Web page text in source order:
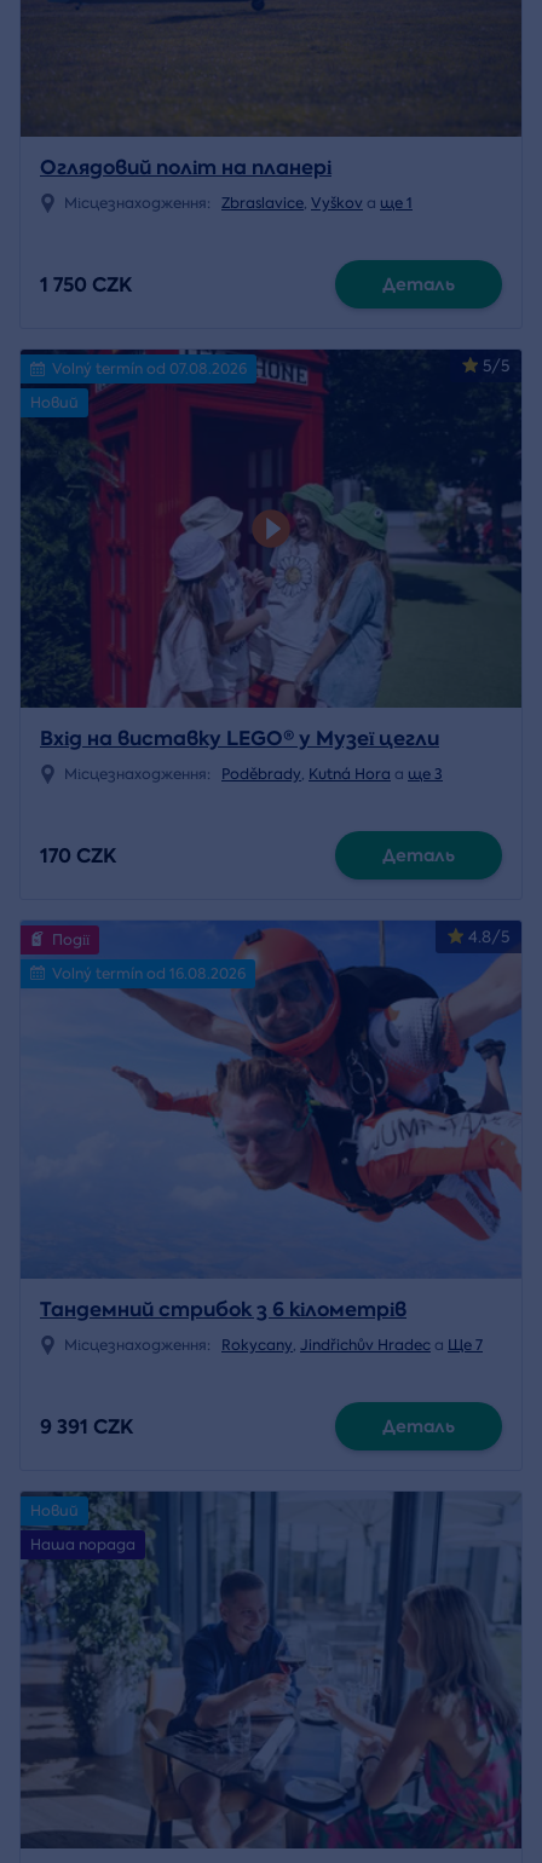
Оглядовий політ на планері
Місцезнаходження: Zbraslavice, Vyškov a ще 1
1 750 CZK Деталь
5/5
Volný termín od 07.08.2026
Новий
Вхід на виставку LEGO® у Музеї цегли
Місцезнаходження: Poděbrady, Kutná Hora a ще 3
170 CZK Деталь
4.8/5
Події
Volný termín od 16.08.2026
Тандемний стрибок з 6 кілометрів
Місцезнаходження: Rokycany, Jindřichův Hradec a Ще 7
9 391 CZK Деталь
Новий
Наша порада